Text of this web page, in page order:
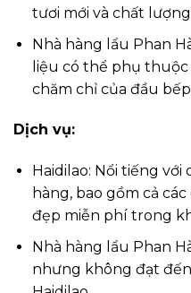
tươi mới và chất lượng
Nhà hàng lẩu Phan
liệu có thể phụ
chăm chỉ của đầu
Dịch vụ:
Haidilao: Nổi tiếng với
hàng, bao gồm cả
đẹp miễn phí trong
Nhà hàng lẩu Phan
nhưng không đạt